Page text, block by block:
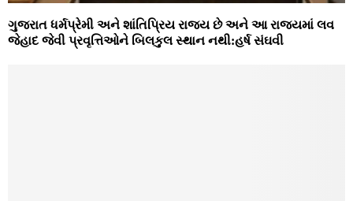
ગુજરાત ધર્મપ્રેમી અને શાંતિપ્રિય રાજ્ય છે અને આ રાજ્યમાં લવ
જેહાદ જેવી પ્રવૃત્તિઓને બિલકુલ સ્થાન નથી:હર્ષ સંઘવી